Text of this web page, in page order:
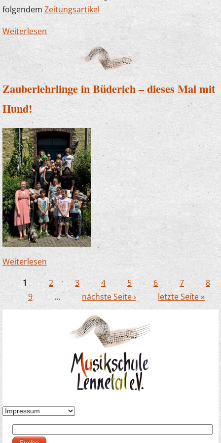
folgendem Zeitungsartikel
Weiterlesenüber Die Musikschule sagt Danke! Erneut
großzügige Spende der Sparkasse
Zauberlehrlinge in Büderich – dieses Mal mit
Hund!
Weiterlesen über Zauberlehrlinge in Büderich – dieses Mal
mit Hund!
Seiten
1 2 3 4 5 6 7
8
9
… nächste Seite › letzte Seite »
Suchformular